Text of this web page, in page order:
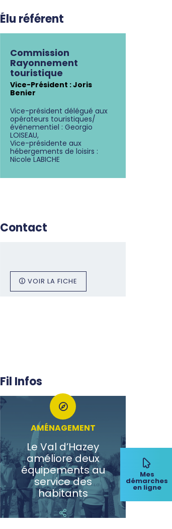
Mes
démarches
en ligne
Élu référent
Commission
Rayonnement
touristique
Vice-Président : Joris
Benier
Vice-président délégué aux
opérateurs touristiques/
événementiel : Georgio
LOISEAU,
Vice-présidente aux
hébergements de loisirs :
Nicole LABICHE
Contact
VOIR LA FICHE
Fil Infos
AMÉNAGEMENT
Le Val d’Hazey
améliore deux
équipements au
service des
habitants